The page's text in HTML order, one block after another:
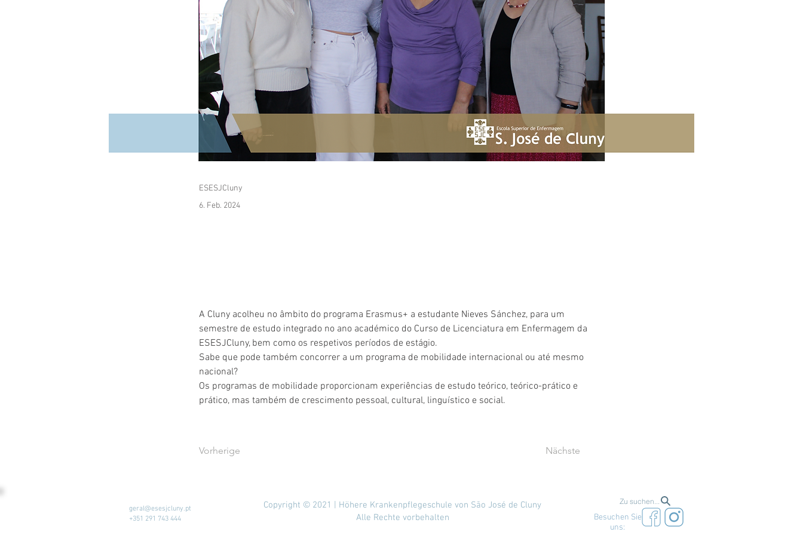
ESESJCluny
6. Feb. 2024
A Cluny acolheu no âmbito do programa Erasmus+ a estudante Nieves Sánchez, para um
semestre de estudo integrado no ano académico do Curso de Licenciatura em Enfermagem da
ESESJCluny, bem como os respetivos períodos de estágio.
Sabe que pode também concorrer a um programa de mobilidade internacional ou até mesmo
nacional?
Os programas de mobilidade proporcionam experiências de estudo teórico, teórico-prático e
prático, mas também de crescimento pessoal, cultural, linguístico e social.
Vorherige Nächste
geral@esesjcluny.pt
+351 291 743 444
Copyright © 2021 | Höhere Krankenpflegeschule von São José de Cluny
Alle Rechte vorbehalten
Zu suchen...
Besuchen Sie
uns: